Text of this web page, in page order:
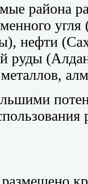
района
нефти
руды